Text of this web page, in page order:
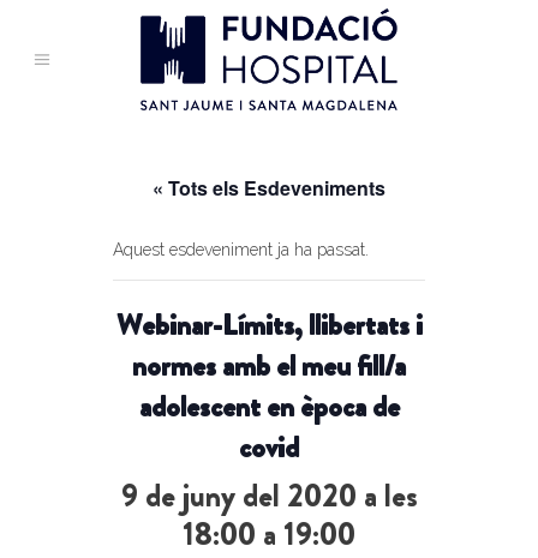
« Tots els Esdeveniments
Aquest esdeveniment ja ha passat.
Webinar-Límits, llibertats i
normes amb el meu fill/a
adolescent en època de
covid
9 de juny del 2020 a les
18:00 a 19:00